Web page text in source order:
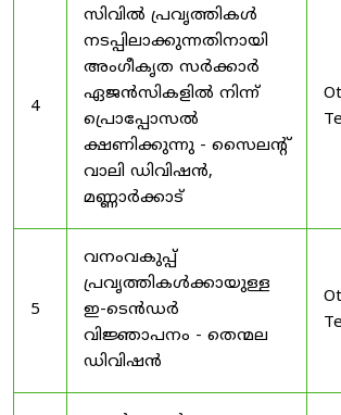
4
സിവിൽ പ്രവൃത്തികൾ
നടപ്പിലാക്കുന്നതിനായി
അംഗീകൃത സർക്കാർ
ഏജൻസികളിൽ നിന്ന്
പ്രൊപ്പോസൽ
ക്ഷണിക്കുന്നു - സൈലന്റ്
വാലി ഡിവിഷൻ,
മണ്ണാർക്കാട്
5
വനംവകുപ്പ്
പ്രവൃത്തികൾക്കായുള്ള
ഇ-ടെൻഡർ
വിജ്ഞാപനം - തെന്മല
ഡിവിഷൻ